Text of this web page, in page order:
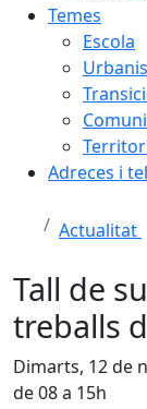
Temes
Escola
Adreces i
Actualitat
Tall de
treballs
Dimarts, 12 de
de 08 a 15h